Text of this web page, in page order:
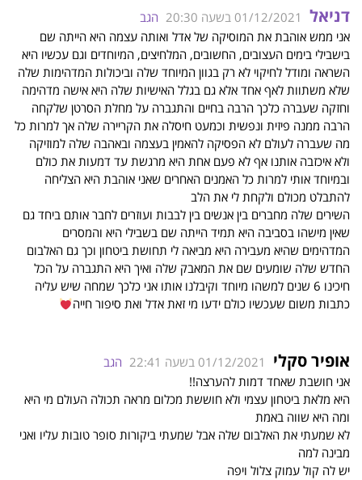
דניאל 01/12/2021 בשעה 20:30
הגב
אני ממש אוהבת את המוסיקה של אדל ואותה עצמה היא הייתה שם
בישבילי בימים העצובים, החשובים, המלחיצים, המיוחדים וגם עכשיו היא
השראה ומודל לחיקוי לא רק בגוון המיוחד שלה וביכולות המדהימות שלה
שלא משתוות לאף אחד אלא גם בגלל האישיות שלה היא אישה מדהימה
וחזקה שעברה כלכך הרבה בחיים והתגברה על מחלת הסרטן שלקחה
הרבה ממנה פיזית ונפשית וכמעט חיסלה את הקריירה שלה אך למרות כל
מה שעברה לעולם לא הפסיקה להאמין בעצמה ובאהבה שלה למוזיקה
ולא איכזבה אותנו אף לא פעם אחת היא מרגשת עד דמעות את כולם
ובמיוחד אותי למרות כל האמנים האחרים שאני אוהבת היא הצליחה
להתבלט מכולם ולקחת לי את הלב
השירים שלה מחברים בין אנשים בין לבבות ועוזרים לחבר אותם ביחד גם
שאין מישהו בסביבה היא תמיד הייתה שם בשבילי היא והמסרים
המדהימים שהיא מעבירה היא מביאה לי תחושת ביטחון וכך גם האלבום
החדש שלה שומעים שם את המאבק שלה ואיך היא התגברה על הכל
חיכינו 6 שנים למשהו מיוחד וקיבלנו אותו אני כלכך שמחה שיש עליה
כתבות משום שעכשיו כולם ידעו מי זאת אדל ואת סיפור חייה
אופיר סקלי 01/12/2021 בשעה 22:41
הגב
אני חושבת שאחד דמות להערצה!!
היא מלאת ביטחון עצמי ולא חוששת מכלום מראה תכולה העולם מי היא
ומה היא שווה באמת
לא שמעתי את האלבום שלה אבל שמעתי ביקורות סופר טובות עליו ואני
מבינה למה
יש לה קול עמוק צלול ויפה